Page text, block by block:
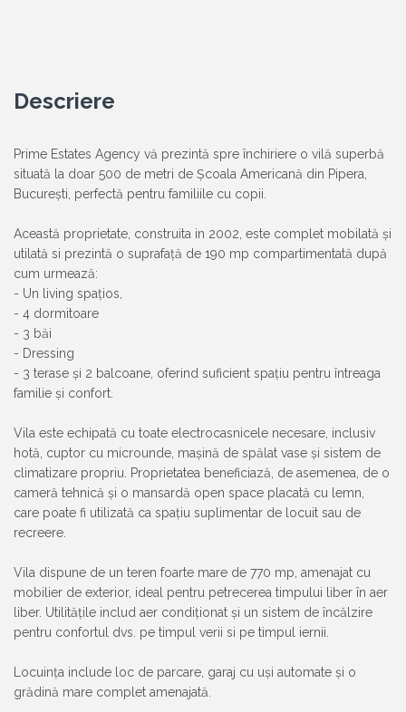
Descriere
Prime Estates Agency vă prezintă spre închiriere o vilă superbă
situată la doar 500 de metri de Școala Americană din Pipera,
București, perfectă pentru familiile cu copii.
Această proprietate, construita in 2002, este complet mobilată și
utilată si prezintă o suprafață de 190 mp compartimentată după
cum urmează:
- Un living spațios,
- 4 dormitoare
- 3 băi
- Dressing
- 3 terase și 2 balcoane, oferind suficient spațiu pentru întreaga
familie și confort.
Vila este echipată cu toate electrocasnicele necesare, inclusiv
hotă, cuptor cu microunde, mașină de spălat vase și sistem de
climatizare propriu. Proprietatea beneficiază, de asemenea, de o
cameră tehnică și o mansardă open space placată cu lemn,
care poate fi utilizată ca spațiu suplimentar de locuit sau de
recreere.
Vila dispune de un teren foarte mare de 770 mp, amenajat cu
mobilier de exterior, ideal pentru petrecerea timpului liber în aer
liber. Utilitățile includ aer condiționat și un sistem de încălzire
pentru confortul dvs. pe timpul verii si pe timpul iernii.
Locuința include loc de parcare, garaj cu uși automate și o
grădină mare complet amenajată.